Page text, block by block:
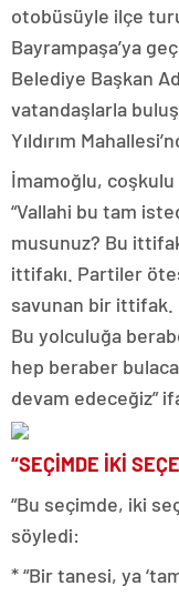
otobüsüyle ilçe
Bayrampaşa’ya
Belediye Başkan
vatandaşlarla
Yıldırım
İmamoğlu, coşkulu
“Vallahi bu tam
musunuz? Bu
ittifakı. Partiler
savunan bir ittifak.
Bu yolculuğa
hep beraber
devam edeceğiz”
“SEÇİMDE İKİ
“Bu seçimde, iki
söyledi:
* “Bir tanesi, ya